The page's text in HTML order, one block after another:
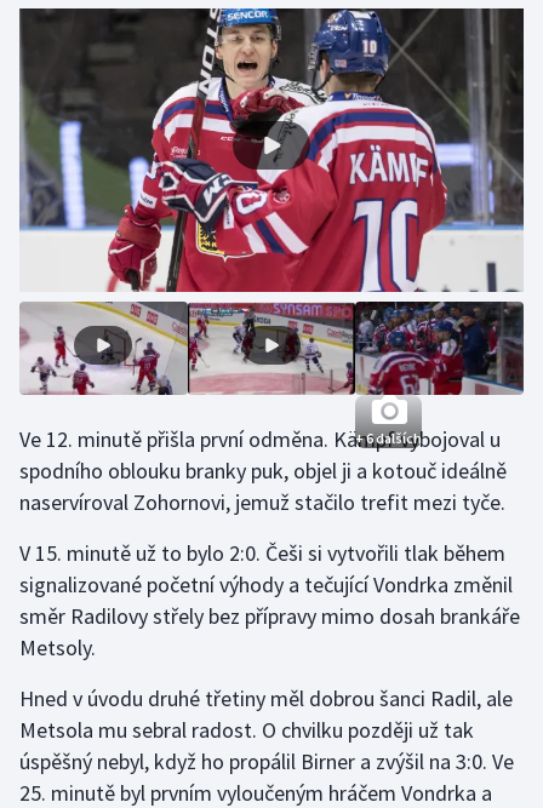
Judo
Krasobruslení
Lezení
Lyže a snowboard
Moderní pětiboj
Motorsport
Olympijské hry
Parasport
Plavání
Plážový volejbal
Ragby
Rychlobruslení
Rychlostní kanoistika
Short track
+ 6 dalších
Ve 12. minutě přišla první odměna. Kämpf vybojoval u
spodního oblouku branky puk, objel ji a kotouč ideálně
naservíroval Zohornovi, jemuž stačilo trefit mezi tyče.
V 15. minutě už to bylo 2:0. Češi si vytvořili tlak během
signalizované početní výhody a tečující Vondrka změnil
směr Radilovy střely bez přípravy mimo dosah brankáře
Metsoly.
Hned v úvodu druhé třetiny měl dobrou šanci Radil, ale
Metsola mu sebral radost. O chvilku později už tak
úspěšný nebyl, když ho propálil Birner a zvýšil na 3:0. Ve
25. minutě byl prvním vyloučeným hráčem Vondrka a